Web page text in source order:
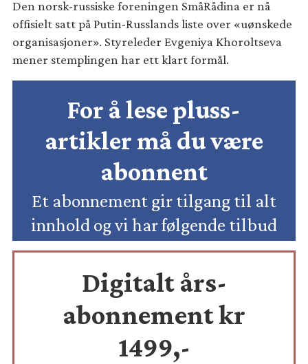
Den norsk-russiske foreningen SmåRådina er nå
offisielt satt på Putin-Russlands liste over «uønskede
organisasjoner». Styreleder Evgeniya Khoroltseva
mener stemplingen har ett klart formål.
For å lese pluss-
artikler må du være
abonnent
Et abonnement gir tilgang til alt
innhold og vi har følgende tilbud
Digitalt års-
abonnement kr
1499,-